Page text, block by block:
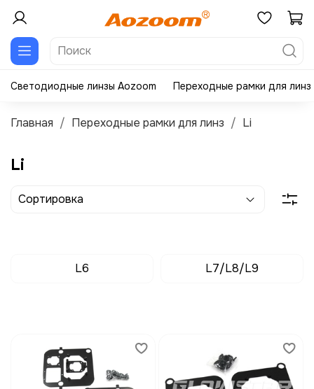
Светодиодные линзы Aozoom Переходные рамки для линз
Главная Переходные рамки для линз Li
Li
L6 L7/L8/L9